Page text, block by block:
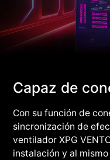
Capaz de
Con su función de
sincronización de
ventilador XPG
instalación y al